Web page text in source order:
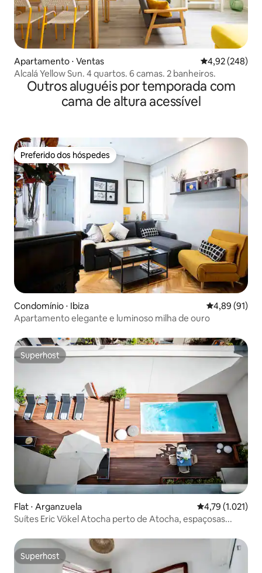
Apartamento ⋅ Ventas 4,92 de uma
4,92 (248)
Alcalá Yellow Sun. 4 quartos. 6 camas. 2 banheiros.
Outros aluguéis por temporada com
cama de altura acessível
Preferido dos hóspedes
Preferido dos hóspedes
Condomínio ⋅ Ibiza 4,89 de uma
4,89 (91)
Apartamento elegante e luminoso milha de ouro
Superhost
Superhost
Flat ⋅ Arganzuela 4,79 de uma
4,79 (1.021)
Suítes Eric Vökel Atocha perto de Atocha, espaçosas...
Superhost
Superhost